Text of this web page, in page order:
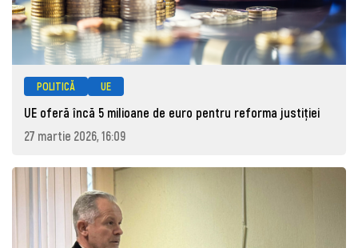
POLITICĂ UE
UE oferă încă 5 milioane de euro pentru reforma justiției
27 martie 2026, 16:09